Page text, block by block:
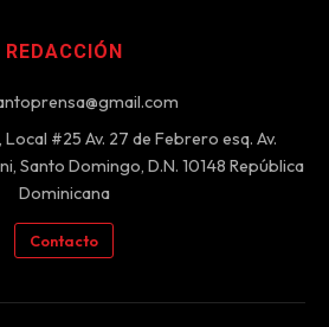
REDACCIÓN
#25 Av. 27 de Febrero esq. Av.
Santo Domingo, D.N. 10148 República
Dominicana
Contacto